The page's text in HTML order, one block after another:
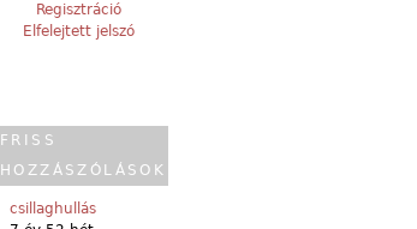
Regisztráció
Elfelejtett jelszó
FRISS
HOZZÁSZÓLÁSOK
csillaghullás